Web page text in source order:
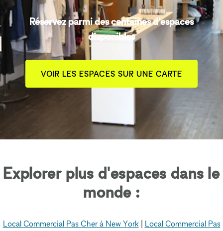
Réservez parmi des centaines d'espaces
disponibles
VOIR LES ESPACES SUR UNE CARTE
Explorer plus d'espaces dans le
monde :
Local Commercial Pas Cher à New York| Local Commercial Pas